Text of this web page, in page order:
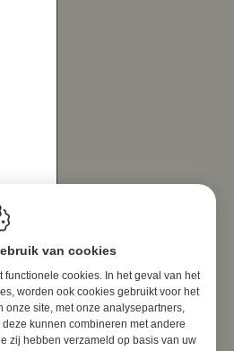
van cookies
cookies. In het geval van het
worden ook cookies gebruikt voor het
site, met onze analysepartners,
kunnen combineren met andere
zij hebben verzameld op basis van uw